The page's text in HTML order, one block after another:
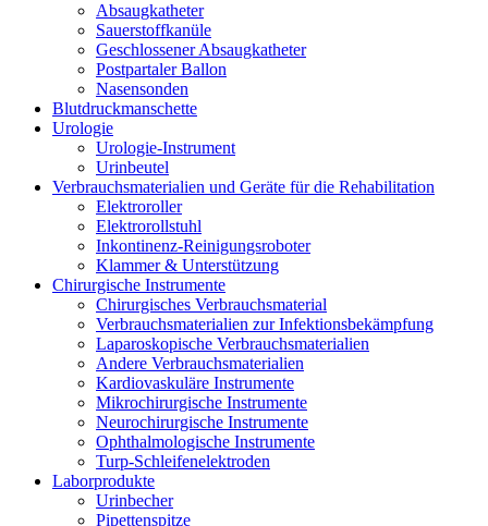
Absaugkatheter
Sauerstoffkanüle
Geschlossener Absaugkatheter
Postpartaler Ballon
Nasensonden
Blutdruckmanschette
Urologie
Urologie-Instrument
Urinbeutel
Verbrauchsmaterialien und Geräte für die Rehabilitation
Elektroroller
Elektrorollstuhl
Inkontinenz-Reinigungsroboter
Klammer & Unterstützung
Chirurgische Instrumente
Chirurgisches Verbrauchsmaterial
Verbrauchsmaterialien zur Infektionsbekämpfung
Laparoskopische Verbrauchsmaterialien
Andere Verbrauchsmaterialien
Kardiovaskuläre Instrumente
Mikrochirurgische Instrumente
Neurochirurgische Instrumente
Ophthalmologische Instrumente
Turp-Schleifenelektroden
Laborprodukte
Urinbecher
Pipettenspitze